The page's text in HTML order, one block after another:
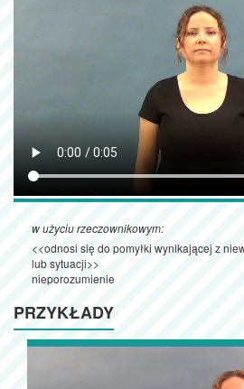
w użyciu rzeczownikowym:
<<odnosi się do pomyłki wynikającej z
lub sytuacji>>
nieporozumienie
PRZYKŁADY